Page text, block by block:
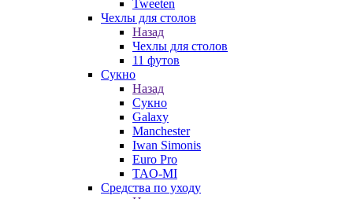
Tweeten
Чехлы для столов
Назад
Чехлы для столов
11 футов
Сукно
Назад
Сукно
Galaxy
Manchester
Iwan Simonis
Euro Pro
TAO-MI
Средства по уходу